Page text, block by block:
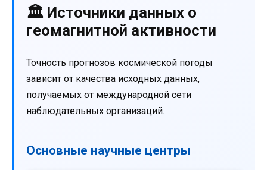
🏛️ Источники данных о
геомагнитной активности
Точность прогнозов космической погоды
зависит от качества исходных данных,
получаемых от международной сети
наблюдательных организаций.
Основные научные центры